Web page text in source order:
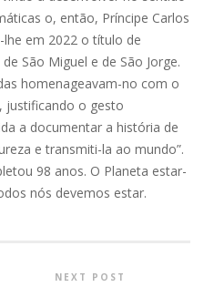
o, então, Príncipe Carlos
em 2022 o título de
São Miguel e de São Jorge.
homenageavam-no com o
justificando o gesto
a documentar a história de
e transmiti-la ao mundo”.
98 anos. O Planeta estar-
nós devemos estar.
NEXT POST